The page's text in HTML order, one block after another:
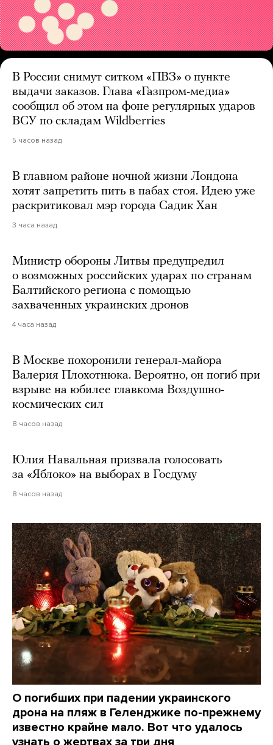
В России снимут ситком «ПВЗ» о пункте
выдачи заказов. Глава «Газпром-медиа»
сообщил об этом на фоне регулярных ударов
ВСУ по складам Wildberries
5 часов назад
В главном районе ночной жизни Лондона
хотят запретить пить в пабах стоя. Идею уже
раскритиковал мэр города Садик Хан
3 часа назад
Министр обороны Литвы предупредил
о возможных российских ударах по странам
Балтийского региона с помощью
захваченных украинских дронов
4 часа назад
В Москве похоронили генерал-майора
Валерия Плохотнюка. Вероятно, он погиб при
взрыве на юбилее главкома Воздушно-
космических сил
8 часов назад
Юлия Навальная призвала голосовать
за «Яблоко» на выборах в Госдуму
8 часов назад
О погибших при падении украинского
дрона на пляж в Геленджике по-прежнему
известно крайне мало. Вот что удалось
узнать о жертвах за три дня